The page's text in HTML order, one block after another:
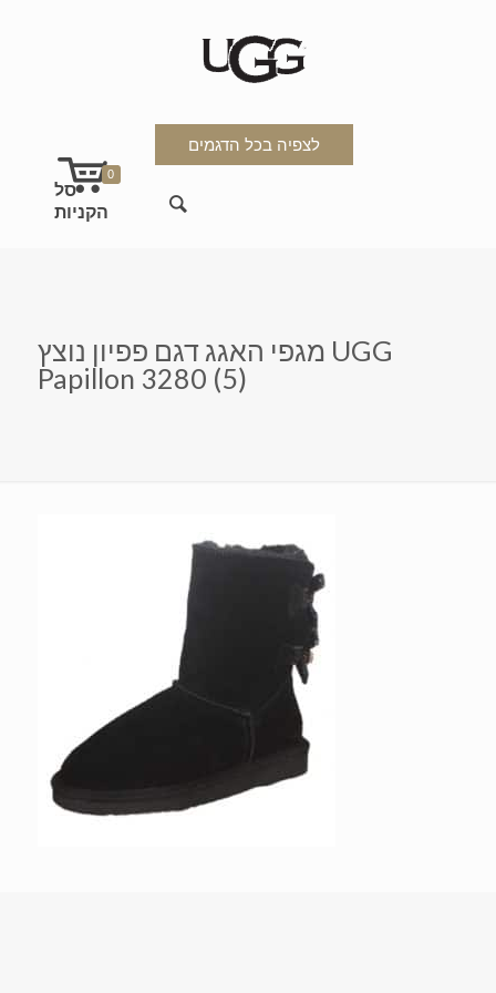
לצפיה בכל הדגמים
0
מגפי האגג דגם פפיון נוצץ UGG
Papillon 3280 (5)